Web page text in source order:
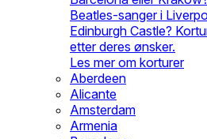
Beatles-sanger i
Edinburgh Castle?
etter deres ønsker.
Les mer om korturer
Aberdeen
Alicante
Amsterdam
Armenia